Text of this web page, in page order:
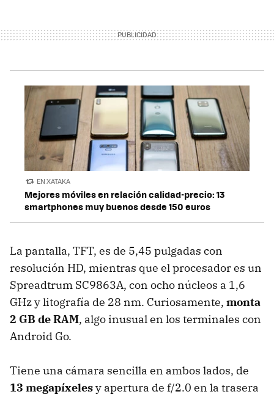
EN XATAKA
Mejores móviles en relación calidad-precio: 13
smartphones muy buenos desde 150 euros
La pantalla, TFT, es de 5,45 pulgadas con
resolución HD, mientras que el procesador es un
Spreadtrum SC9863A, con ocho núcleos a 1,6
GHz y litografía de 28 nm. Curiosamente, monta
2 GB de RAM, algo inusual en los terminales con
Android Go.
Tiene una cámara sencilla en ambos lados, de
13 megapíxelesy apertura de f/2.0 en la trasera